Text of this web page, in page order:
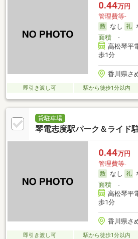
0.44万円
管理費等-
なし
面積-
高松琴平
歩1分
香川県さ
即引き渡し可 駅から徒歩1分以内
貸駐車場
琴電志度駅パーク＆ライド
0.44万円
管理費等-
なし
面積-
高松琴平
歩1分
香川県さ
即引き渡し可 駅から徒歩1分以内